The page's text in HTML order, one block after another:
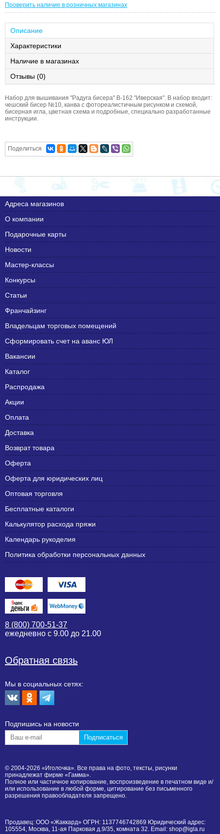
Проверить наличие в розничных магазинах
Описание
Характеристики
Наличие в магазинах
Отзывы (0)
Набор для вышивания "Радуга бисера" В-162 "Иверская". В набор входит:
чешский бисер №10, канва с фотореалистичным рисунком и схемой,
бисерная игла, цветная схема и подробные, специально разработанные
инструкции.
Поделиться
Адреса магазинов
О компании
Подарочные карты
Новости
Мастер-классы
Конкурсы
Статьи
Франчайзинг
Владельцам торговых помещений
Сформировать счет на аванс ЮЛ
Вакансии
Каталог
Распродажа
Акции
Оплата
Доставка
Возврат товара
Оферта
Оферта для юридических лиц
Оптовая торговля
Бесплатные каталоги
Калькулятор расхода пряжи
Календарь рукоделия
Политика обработки персональных данных
8 (800) 700-51-37
ежедневно с 9.00 до 21.00
Обратная связь
Мы в социальных сетях:
Подпишиcь на новости
© 2004-2026 «Иголочка». Все права на фото, тексты, рисунки
принадлежат фирме «Гамма».
Полное или частичное копирование, воспроизведение в печатном виде и/
или использование в любой форме, цитирование без письменного
разрешения правообладателя запрещено.
Продавец: ООО «Жаккард» ОГРН: 1137746742869 Юридический адрес:
105554, Москва, 11-ая Парковая д.9/35, комната 32. Email: shop@igla.ru